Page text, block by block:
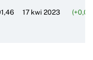
17 kwi 2023